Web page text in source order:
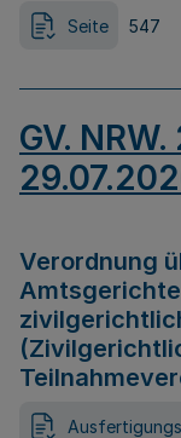
Seite 547
GV.
Verordnung